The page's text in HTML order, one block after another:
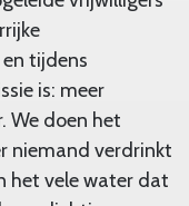
tijdens
is: meer
We doen het
niemand verdrinkt
het vele water dat